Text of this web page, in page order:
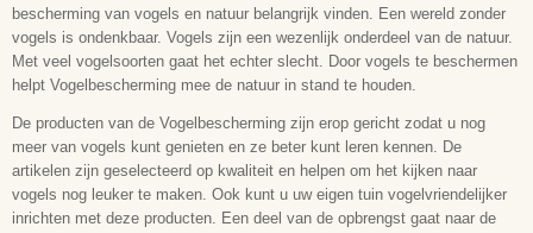
bescherming van vogels en natuur belangrijk vinden. Een wereld zonder
vogels is ondenkbaar. Vogels zijn een wezenlijk onderdeel van de natuur.
Met veel vogelsoorten gaat het echter slecht. Door vogels te beschermen
helpt Vogelbescherming mee de natuur in stand te houden.
De producten van de Vogelbescherming zijn erop gericht zodat u nog
meer van vogels kunt genieten en ze beter kunt leren kennen. De
artikelen zijn geselecteerd op kwaliteit en helpen om het kijken naar
vogels nog leuker te maken. Ook kunt u uw eigen tuin vogelvriendelijker
inrichten met deze producten. Een deel van de opbrengst gaat naar de